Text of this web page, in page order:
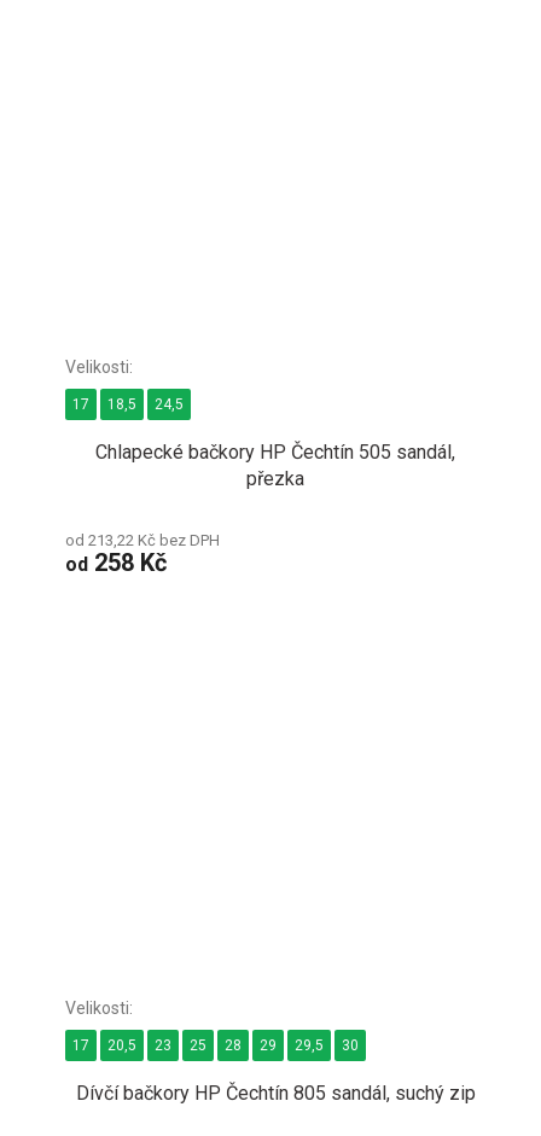
Chlapecké bačkory HP Čechtín 505 sandál,
přezka
od 213,22 Kč bez DPH
od 258 Kč
17 18,5 24,5
Dívčí bačkory HP Čechtín 805 sandál, suchý zip
17 20,5 23 25 28 29 29,5 30